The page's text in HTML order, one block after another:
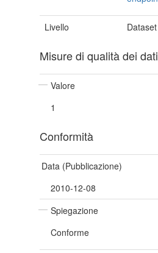
Livello Dataset
Misure di qualità dei dati
Valore
1
Conformità
Data (Pubblicazione)
2010-12-08
Spiegazione
Conforme